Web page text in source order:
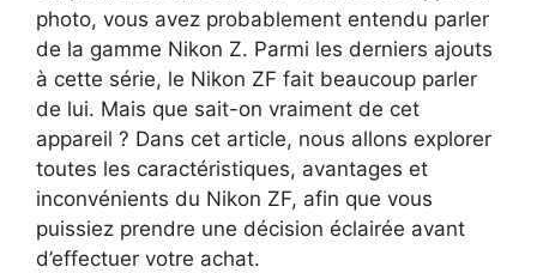
photo, vous avez probablement entendu parler
de la gamme Nikon Z. Parmi les derniers ajouts
à cette série, le Nikon ZF fait beaucoup parler
de lui. Mais que sait-on vraiment de cet
appareil ? Dans cet article, nous allons explorer
toutes les caractéristiques, avantages et
inconvénients du Nikon ZF, afin que vous
puissiez prendre une décision éclairée avant
d’effectuer votre achat.